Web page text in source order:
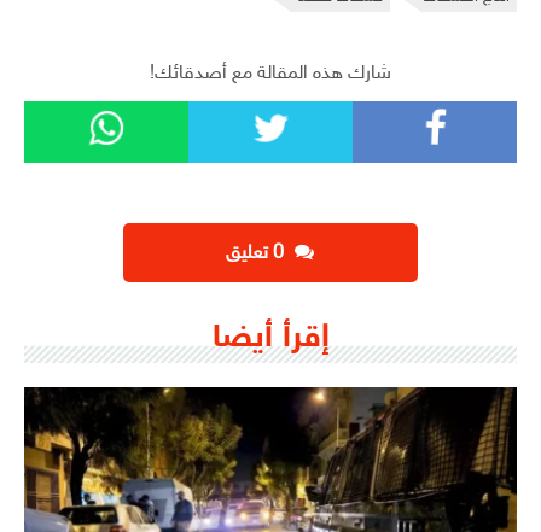
شارك هذه المقالة مع أصدقائك!
إقرأ أيضا